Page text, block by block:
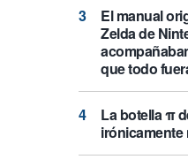
El manual
Zelda de
que todo
La botella π
irónicamente